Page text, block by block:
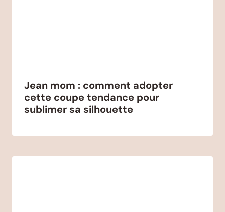
Jean mom : comment adopter
cette coupe tendance pour
sublimer sa silhouette